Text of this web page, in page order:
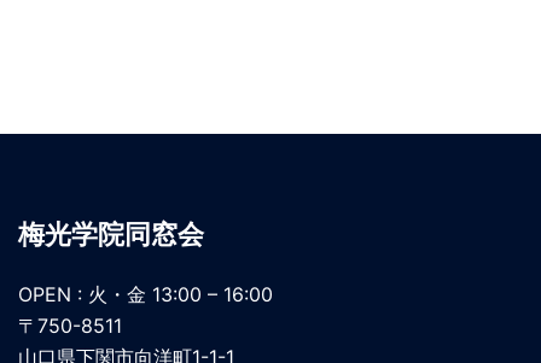
梅光学院同窓会
OPEN : 火・金 13:00 – 16:00
〒750-8511
山口県下関市向洋町1-1-1